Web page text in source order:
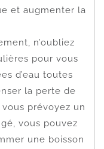
et augmenter la
n’oubliez
pour vous
d’eau toutes
la perte de
prévoyez un
vous pouvez
une boisson